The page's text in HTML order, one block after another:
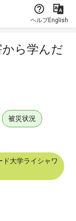
ヘルプEnglish
から学んだ
被災状況
ド大学ライシャワ